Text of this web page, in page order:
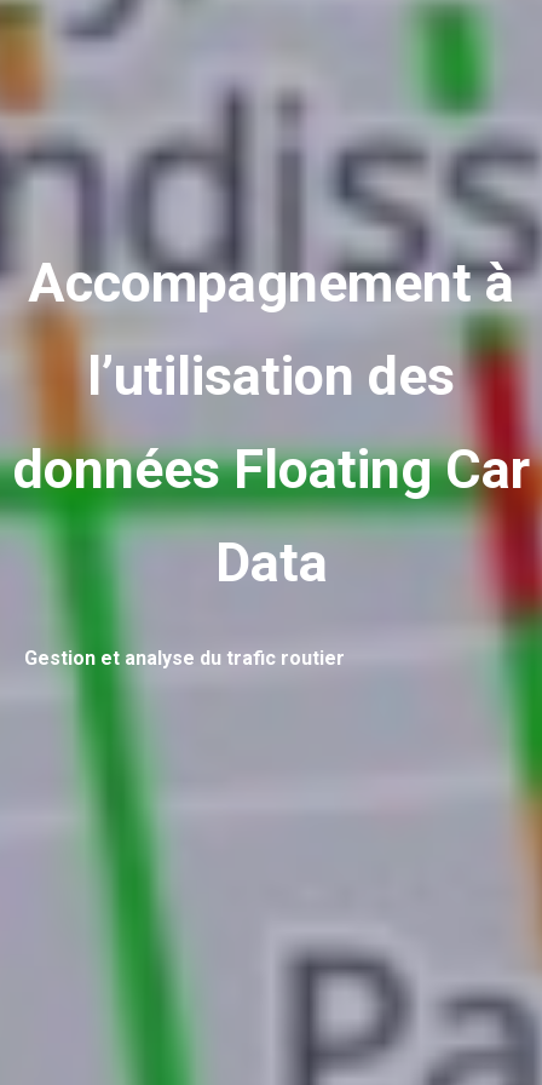
Accompagnement à
l’utilisation des
données Floating Car
Data
Gestion et analyse du trafic routier